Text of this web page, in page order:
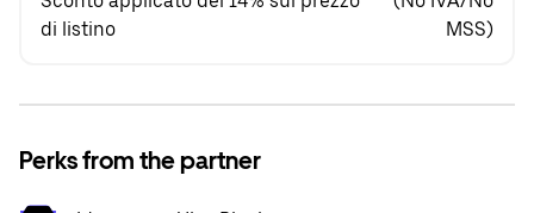
di listino
MSS)
Perks from the partner